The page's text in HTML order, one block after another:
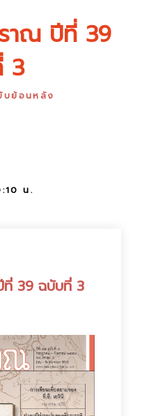
ราณ ปีที่ 39
3
บย้อนหลัง
น.
ที่ 39 ฉบับที่ 3